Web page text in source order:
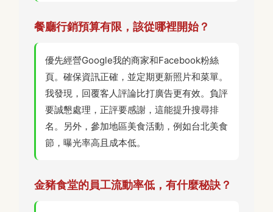
餐廳行銷預算有限，該從哪裡開始？
優先經營Google我的商家和Facebook粉絲
頁。確保資訊正確，並定期更新照片和菜單。
我發現，回覆客人評論比打廣告更有效。負評
要誠懇處理，正評要感謝，這能提升搜尋排
名。另外，參加地區美食活動，例如台北美食
節，曝光率高且成本低。
金豬食堂的員工流動率低，有什麼秘訣？